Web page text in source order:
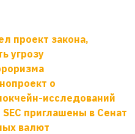
проект закона,
угрозу
о
исследований
приглашены в Сенат
валют